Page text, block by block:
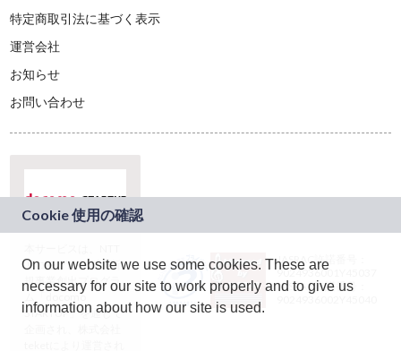
特定商取引法に基づく表示
運営会社
お知らせ
お問い合わせ
ドコモグループの新
規事業創出プログラ
ム「docomo
STARTUP」を通じて
JASRAC許諾番号：
9024936001Y45037
JASRAC許諾番号：
On our website we use some cookies. These are
necessary for our site to work properly and to give us
information about how our site is used.